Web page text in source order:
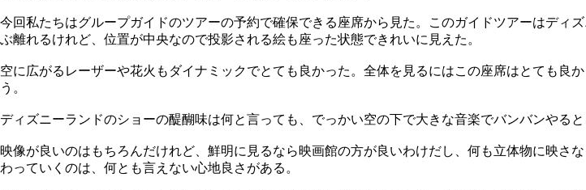
今回私たちはグループガイドのツアーの予約で確保できる座席から見た。このガイドツアーはディ
ぶ離れるけれど、位置が中央なので投影される絵も座った状態できれいに見えた。
空に広がるレーザーや花火もダイナミックでとても良かった。全体を見るにはこの座席はとても
う。
ディズニーランドのショーの醍醐味は何と言っても、でっかい空の下で大きな音楽でバンバンやる
映像が良いのはもちろんだけれど、鮮明に見るなら映画館の方が良いわけだし、何も立体物に映
わっていくのは、何とも言えない心地良さがある。